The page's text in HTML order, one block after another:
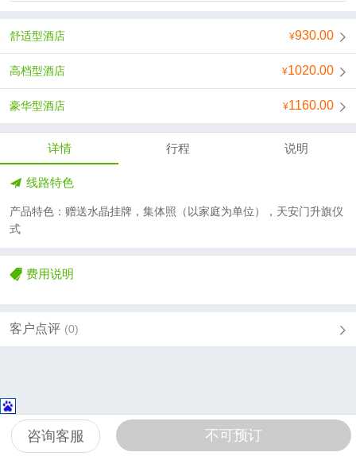
930.00
舒适型酒店
1020.00
高档型酒店
1160.00
豪华型酒店
详情 行程 说明
线路特色
产品特色：赠送水晶挂牌，集体照（以家庭为单位），天安门升旗仪
式
费用说明
客户点评 (0)
不可预订
咨询客服